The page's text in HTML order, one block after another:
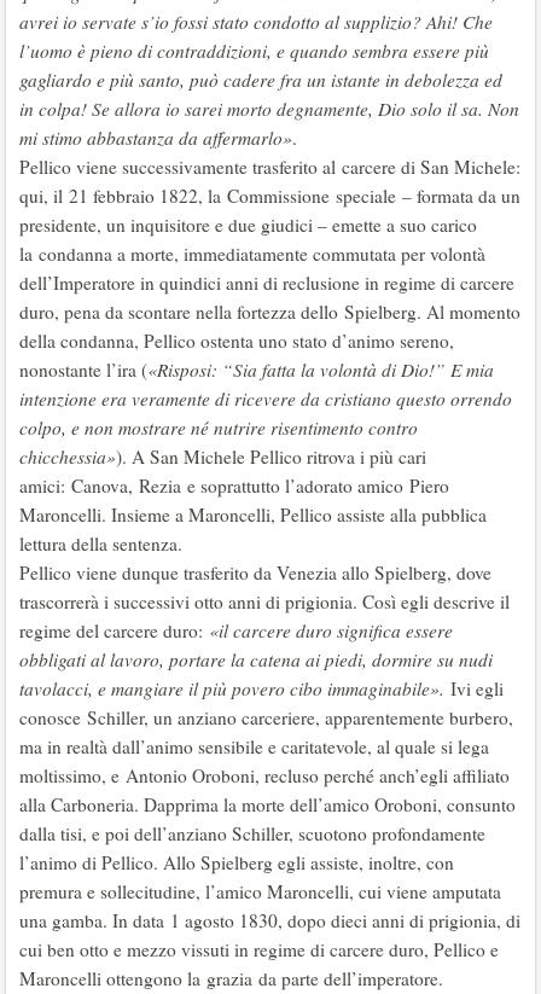
avrei io servate s’io fossi stato condotto al supplizio? Ahi! Che
l’uomo è pieno di contraddizioni, e quando sembra essere più
gagliardo e più santo, può cadere fra un istante in debolezza ed
in colpa! Se allora io sarei morto degnamente, Dio solo il sa. Non
mi stimo abbastanza da affermarlo».
Pellico viene successivamente trasferito al carcere di San Michele:
qui, il 21 febbraio 1822, la Commissione speciale – formata da un
presidente, un inquisitore e due giudici – emette a suo carico
la condanna a morte, immediatamente commutata per volontà
dell’Imperatore in quindici anni di reclusione in regime di carcere
duro, pena da scontare nella fortezza dello Spielberg. Al momento
della condanna, Pellico ostenta uno stato d’animo sereno,
nonostante l’ira («Risposi: “Sia fatta la volontà di Dio!” E mia
intenzione era veramente di ricevere da cristiano questo orrendo
colpo, e non mostrare né nutrire risentimento contro
chicchessia»). A San Michele Pellico ritrova i più cari
amici: Canova, Rezia e soprattutto l’adorato amico Piero
Maroncelli. Insieme a Maroncelli, Pellico assiste alla pubblica
lettura della sentenza.
Pellico viene dunque trasferito da Venezia allo Spielberg, dove
trascorrerà i successivi otto anni di prigionia. Così egli descrive il
regime del carcere duro: «il carcere duro significa essere
obbligati al lavoro, portare la catena ai piedi, dormire su nudi
tavolacci, e mangiare il più povero cibo immaginabile». Ivi egli
conosce Schiller, un anziano carceriere, apparentemente burbero,
ma in realtà dall’animo sensibile e caritatevole, al quale si lega
moltissimo, e Antonio Oroboni, recluso perché anch’egli affiliato
alla Carboneria. Dapprima la morte dell’amico Oroboni, consunto
dalla tisi, e poi dell’anziano Schiller, scuotono profondamente
l’animo di Pellico. Allo Spielberg egli assiste, inoltre, con
premura e sollecitudine, l’amico Maroncelli, cui viene amputata
una gamba. In data 1 agosto 1830, dopo dieci anni di prigionia, di
cui ben otto e mezzo vissuti in regime di carcere duro, Pellico e
Maroncelli ottengono la grazia da parte dell’imperatore.